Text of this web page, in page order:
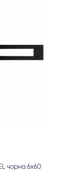
чорна 6х60